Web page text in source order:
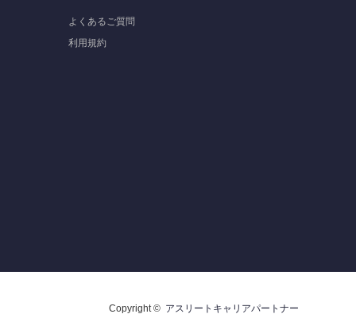
よくあるご質問
利用規約
Copyright © アスリートキャリアパートナー